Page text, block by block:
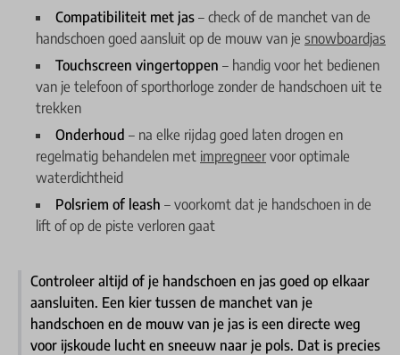
Compatibiliteit met jas – check of de manchet van de
handschoen goed aansluit op de mouw van je snowboardjas
Touchscreen vingertoppen – handig voor het bedienen
van je telefoon of sporthorloge zonder de handschoen uit te
trekken
Onderhoud – na elke rijdag goed laten drogen en
regelmatig behandelen met impregneervoor optimale
waterdichtheid
Polsriem of leash – voorkomt dat je handschoen in de
lift of op de piste verloren gaat
Controleer altijd of je handschoen en jas goed op elkaar
aansluiten. Een kier tussen de manchet van je
handschoen en de mouw van je jas is een directe weg
voor ijskoude lucht en sneeuw naar je pols. Dat is precies